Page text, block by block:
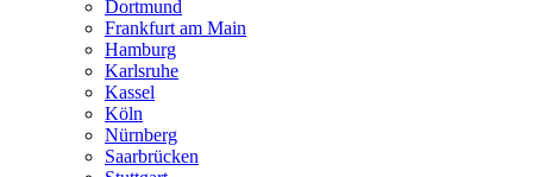
Dortmund
Frankfurt am Main
Hamburg
Karlsruhe
Kassel
Köln
Nürnberg
Saarbrücken